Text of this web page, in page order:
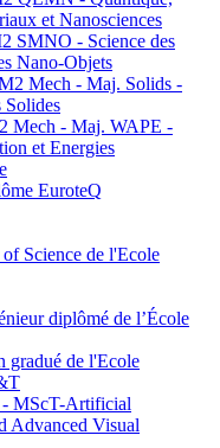
et Nanosciences
SMNO - Science des
Nano-Objets
Mech - Maj. Solids -
Solides
Mech - Maj. WAPE -
et Energies
EuroteQ
Science de l'Ecole
diplômé de l’École
gradué de l'Ecole
MScT-Artificial
Advanced Visual